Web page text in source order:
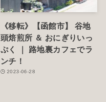
《移転》【函館市】 谷地
頭焙煎所 ＆ おにぎりいっ
ぷく ｜ 路地裏カフェでラ
ンチ！
2023-06-28